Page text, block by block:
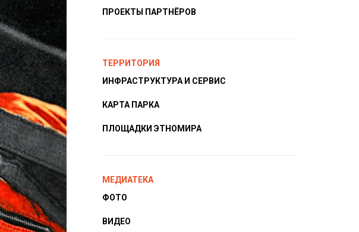
ПРОЕКТЫ ПАРТНЁРОВ
ТЕРРИТОРИЯ
ИНФРАСТРУКТУРА И СЕРВИС
КАРТА ПАРКА
ПЛОЩАДКИ ЭТНОМИРА
МЕДИАТЕКА
ФОТО
ВИДЕО